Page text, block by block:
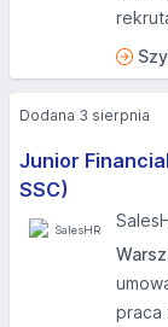
Junior
SSC)
praca
Dodana 3 sierpnia